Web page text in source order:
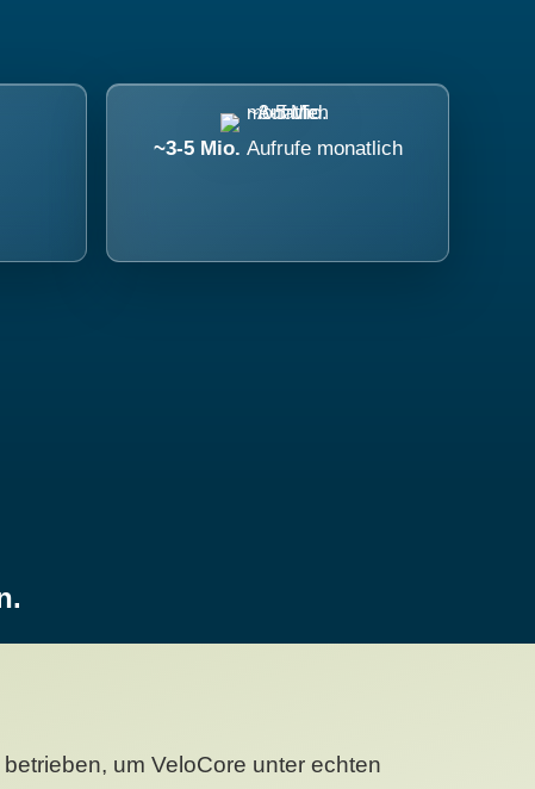
~3-5 Mio. Aufrufe monatlich
um VeloCore unter echten